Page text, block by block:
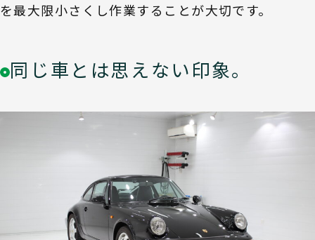
を最大限小さくし作業することが大切です。
同じ車とは思えない印象。